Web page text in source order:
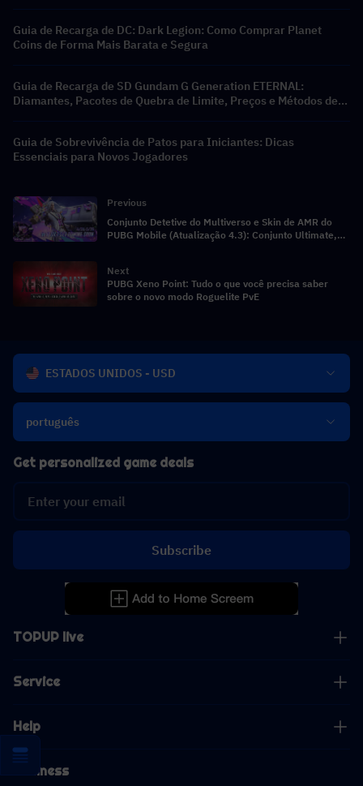
Guia de Recarga de DC: Dark Legion: Como Comprar Planet
Coins de Forma Mais Barata e Segura
Guia de Recarga de SD Gundam G Generation ETERNAL:
Diamantes, Pacotes de Quebra de Limite, Preços e Métodos de
Guia de Sobrevivência de Patos para Iniciantes: Dicas
Essenciais para Novos Jogadores
Previous
Conjunto Detetive do Multiverso e Skin de AMR do
PUBG Mobile (Atualização 4.3): Conjunto Ultimate,
Next
PUBG Xeno Point: Tudo o que você precisa saber
sobre o novo modo Roguelite PvE
ESTADOS UNIDOS - USD
português
TOPUP live
Service
Help
Business
Get personalized game deals
Subscribe